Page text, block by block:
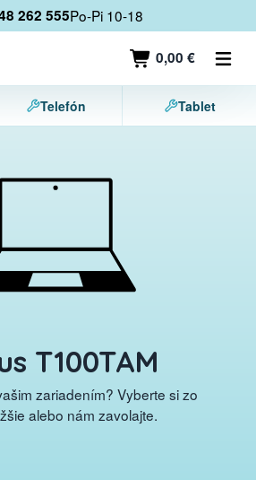
262 555Po-Pi 10-18
0,00 €
Telefón Tablet
T100TAM
zariadením? Vyberte si zo
alebo nám zavolajte.